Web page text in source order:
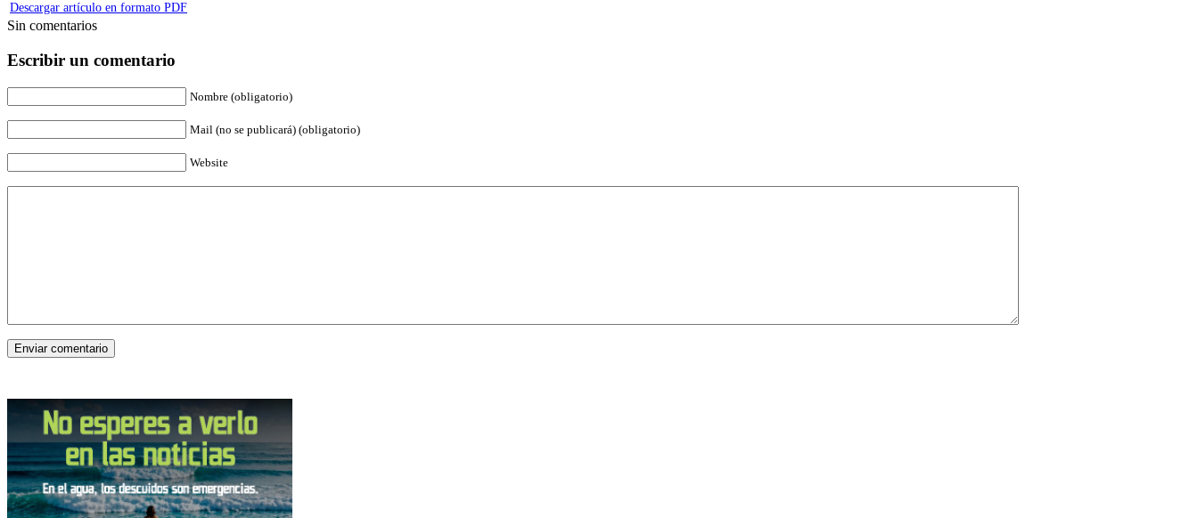
Descargar artículo en formato PDF
Sin comentarios
Escribir un comentario
Nombre (obligatorio)
Mail (no se publicará) (obligatorio)
Website